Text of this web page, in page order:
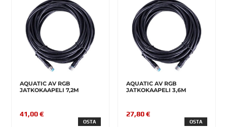
AQUATIC AV RGB
JATKOKAAPELI 7,2M
41,00 €
OSTA
AQUATIC AV RGB
JATKOKAAPELI 3,6M
27,80 €
OSTA